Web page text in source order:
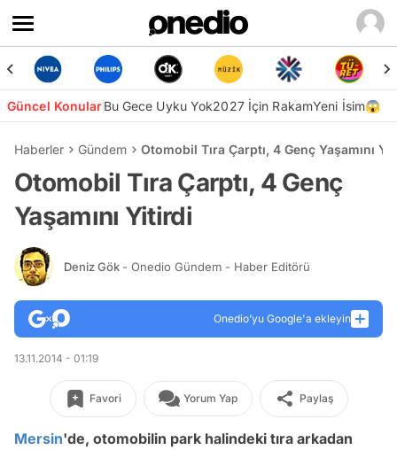
Güncel KonularBu Gece Uyku Yok2027 İçin RakamYeni İsim😱
Haberler Gündem Otomobil Tıra Çarptı, 4 Genç Yaşamını
Otomobil Tıra Çarptı, 4 Genç
Yaşamını Yitirdi
Deniz Gök - Onedio Gündem - Haber Editörü
Onedio’yu Google'a ekleyin
13.11.2014 - 01:19
Favori Yorum Yap Paylaş
Mersin'de, otomobilin park halindeki tıra arkadan